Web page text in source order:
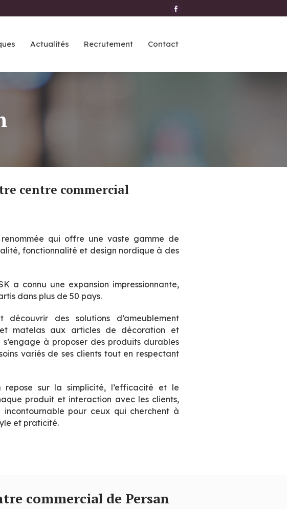
Actualités Recrutement Contact
qui offre une vaste gamme de
fonctionnalité et design nordique à des
a connu une expansion impressionnante,
dans plus de 50 pays.
des solutions d’ameublement
matelas aux articles de décoration et
s’engage à proposer des produits durables
variés de ses clients tout en respectant
repose sur la simplicité, l’efficacité et le
produit et interaction avec les clients,
pour ceux qui cherchent à
et praticité.
commercial de Persan